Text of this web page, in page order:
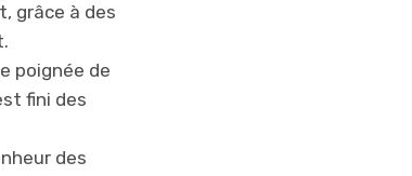
grâce à des
poignée de
fini des
des